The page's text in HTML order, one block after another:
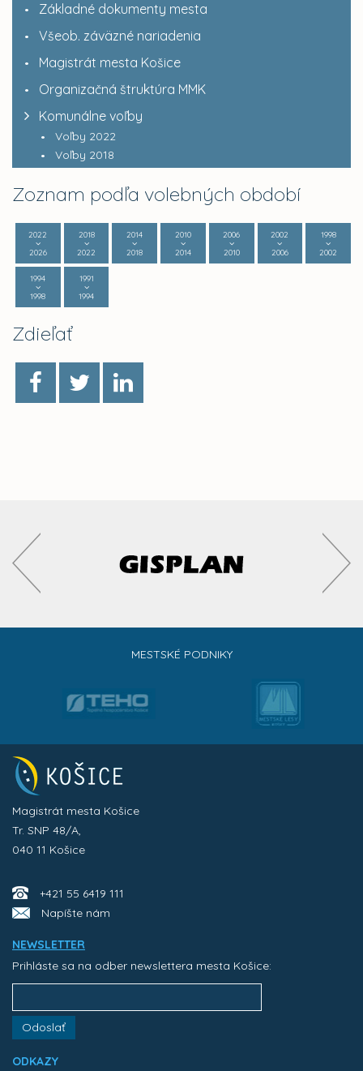
Základné dokumenty mesta
Všeob. záväzné nariadenia
Magistrát mesta Košice
Organizačná štruktúra MMK
Komunálne voľby
Voľby 2022
Voľby 2018
Zoznam podľa volebných období
2022
2026
2018
2022
2014
2018
2010
2014
2006
2010
2002
2006
1998
2002
1994
1998
1991
1994
Zdieľať
MESTSKÉ PODNIKY
Magistrát mesta Košice
Tr. SNP 48/A,
040 11 Košice
+421 55 6419 111
Napíšte nám
NEWSLETTER
Prihláste sa na odber newslettera mesta Košice:
Odoslať
ODKAZY